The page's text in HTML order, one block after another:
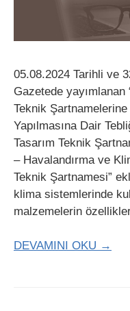
05.08.2024 Tarihli ve
Gazetede yayımlanan
Teknik
Yapılmasına Dair
Tasarım Teknik
– Havalandırma ve
Teknik Şartnamesi”
klima sistemlerinde
malzemelerin
DEVAMINI OKU →